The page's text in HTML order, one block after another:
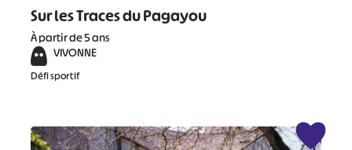
Sur les Traces du Pagayou
À partir de 5 ans
VIVONNE
Défi sportif